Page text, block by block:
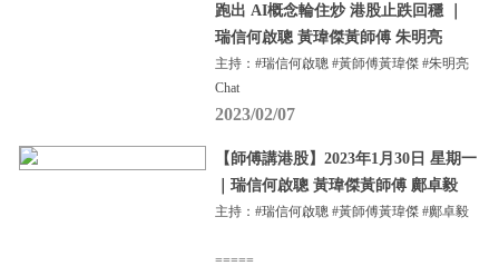
跑出 AI概念輪住炒 港股止跌回穩 ｜
瑞信何啟聰 黃瑋傑黃師傅 朱明亮
主持：#瑞信何啟聰 #黃師傅黃瑋傑 #朱明亮
Chat
2023/02/07
【師傅講港股】2023年1月30日 星期一
｜瑞信何啟聰 黃瑋傑黃師傅 鄺卓毅
主持：#瑞信何啟聰 #黃師傅黃瑋傑 #鄺卓毅
=====